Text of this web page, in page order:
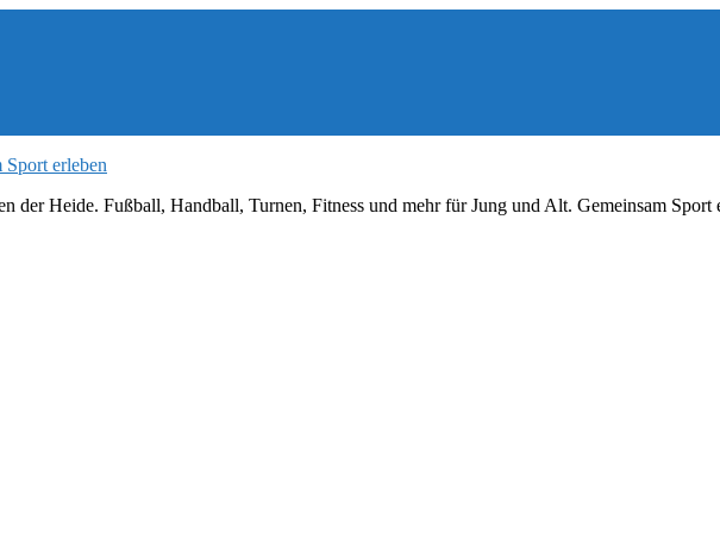
erleben
der Heide. Fußball, Handball, Turnen, Fitness und mehr für Jung und Alt. Gemeinsam Sport